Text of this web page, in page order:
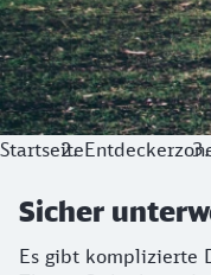
Startseite
Sicher
Es gibt komplizierte